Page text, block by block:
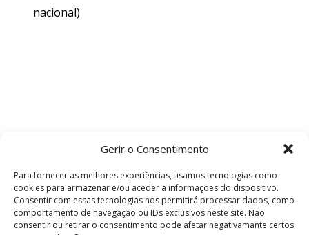
Gerir o Consentimento
Para fornecer as melhores experiências, usamos tecnologias como
cookies para armazenar e/ou aceder a informações do dispositivo.
Consentir com essas tecnologias nos permitirá processar dados, como
comportamento de navegação ou IDs exclusivos neste site. Não
consentir ou retirar o consentimento pode afetar negativamante certos
nacional)